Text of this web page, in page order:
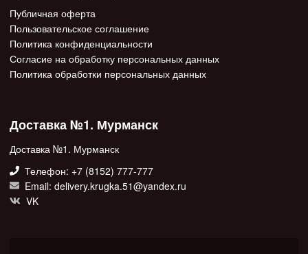
Публичная оферта
Пользовательское соглашение
Политика конфиденциальности
Согласие на обработку персональных данных
Политика обработки персональных данных
Доставка №1. Мурманск
Доставка №1. Мурманск
Телефон: +7 (8152) 777-777
Email: delivery.krugka.51@yandex.ru
VK